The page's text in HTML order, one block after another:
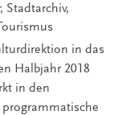
in das
Halbjahr 2018
in den